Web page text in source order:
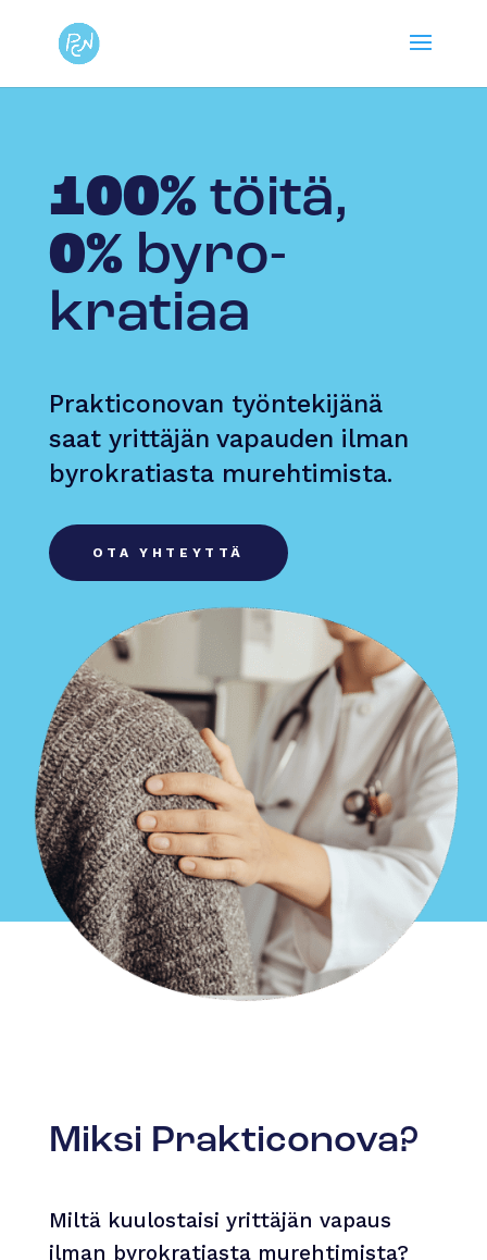
100%töitä,
0% byro­
kratiaa
Prakticonovan työntekijänä
saat yrittäjän vapauden ilman
byrokratiasta murehtimista.
OTA YHTEYTTÄ
Miksi Prakticonova?
Miltä kuulostaisi yrittäjän vapaus
ilman byrokratiasta murehtimista?